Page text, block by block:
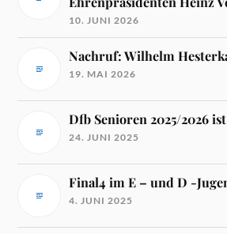
10. JUNI 2026
Nachruf: Wilhelm
19. MAI 2026
Dfb Senioren 2025/2026
24. JUNI 2025
Final4 im E – und D -
4. JUNI 2025